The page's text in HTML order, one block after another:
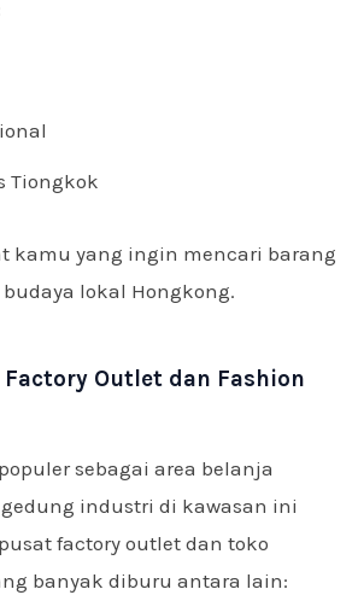
Tiongkok
kamu yang ingin mencari barang
lokal Hongkong.
Factory Outlet dan Fashion
sebagai area belanja
industri di kawasan ini
factory outlet dan toko
banyak diburu antara lain: